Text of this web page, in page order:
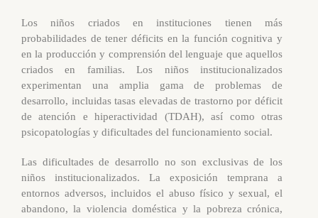
Los niños criados en instituciones tienen más
probabilidades de tener déficits en la función cognitiva y
en la producción y comprensión del lenguaje que aquellos
criados en familias. Los niños institucionalizados
experimentan una amplia gama de problemas de
desarrollo, incluidas tasas elevadas de trastorno por déficit
de atención e hiperactividad (TDAH), así como otras
psicopatologías y dificultades del funcionamiento social.
Las dificultades de desarrollo no son exclusivas de los
niños institucionalizados. La exposición temprana a
entornos adversos, incluidos el abuso físico y sexual, el
abandono, la violencia doméstica y la pobreza crónica,